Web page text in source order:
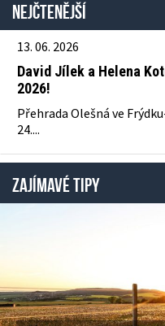
Nejčtenější
13. 06. 2026
David Jílek a Helena
2026!
Přehrada Olešná ve
24....
ZAJÍMAVÉ TIPY